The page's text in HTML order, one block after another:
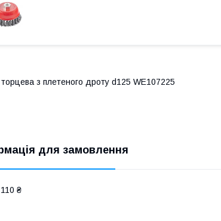
торцева з плетеного дроту d125 WE107225
для замовлення
110 ₴